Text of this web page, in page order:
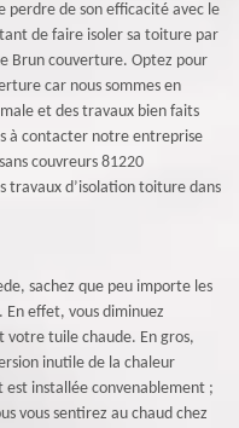
perdre de son efficacité avec le
de faire isoler sa toiture par
Brun couverture. Optez pour
car nous sommes en
et des travaux bien faits
à contacter notre entreprise
couvreurs 81220
travaux d’isolation toiture dans
sachez que peu importe les
En effet, vous diminuez
tuile chaude. En gros,
inutile de la chaleur
installée convenablement ;
vous sentirez au chaud chez